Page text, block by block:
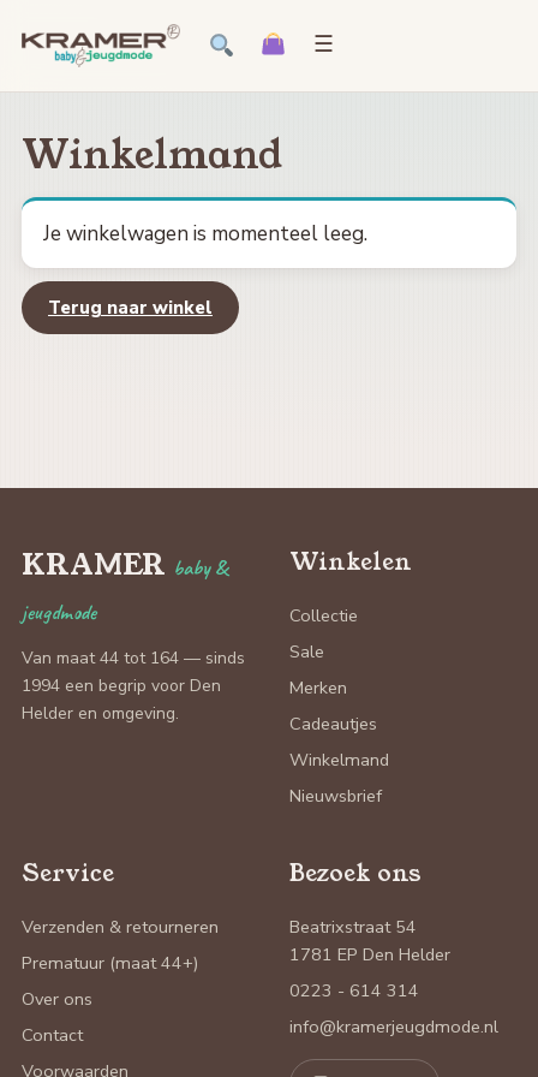
☰
Winkelmand
Je winkelwagen is momenteel leeg.
Terug naar winkel
KRAMER baby &
jeugdmode
Van maat 44 tot 164 — sinds
1994 een begrip voor Den
Helder en omgeving.
Winkelen
Collectie
Sale
Merken
Cadeautjes
Winkelmand
Nieuwsbrief
Service
Verzenden & retourneren
Prematuur (maat 44+)
Over ons
Contact
Voorwaarden
Bezoek ons
Beatrixstraat 54
1781 EP Den Helder
0223 - 614 314
info@kramerjeugdmode.nl